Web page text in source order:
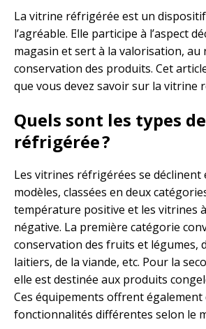
La vitrine réfrigérée est un dispositif
l’agréable. Elle participe à l’aspect
magasin et sert à la valorisation, au
conservation des produits. Cet
que vous devez savoir sur la vitrine
Quels sont les types
réfrigérée ?
Les vitrines réfrigérées se déclinent
modèles, classées en deux
température positive et les vitrines
négative. La première catégorie
conservation des fruits et légumes,
laitiers, de la viande, etc. Pour la
elle est destinée aux produits
Ces équipements offrent également
fonctionnalités différentes selon le